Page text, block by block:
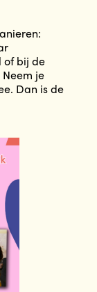
of bij de
je
Dan is de